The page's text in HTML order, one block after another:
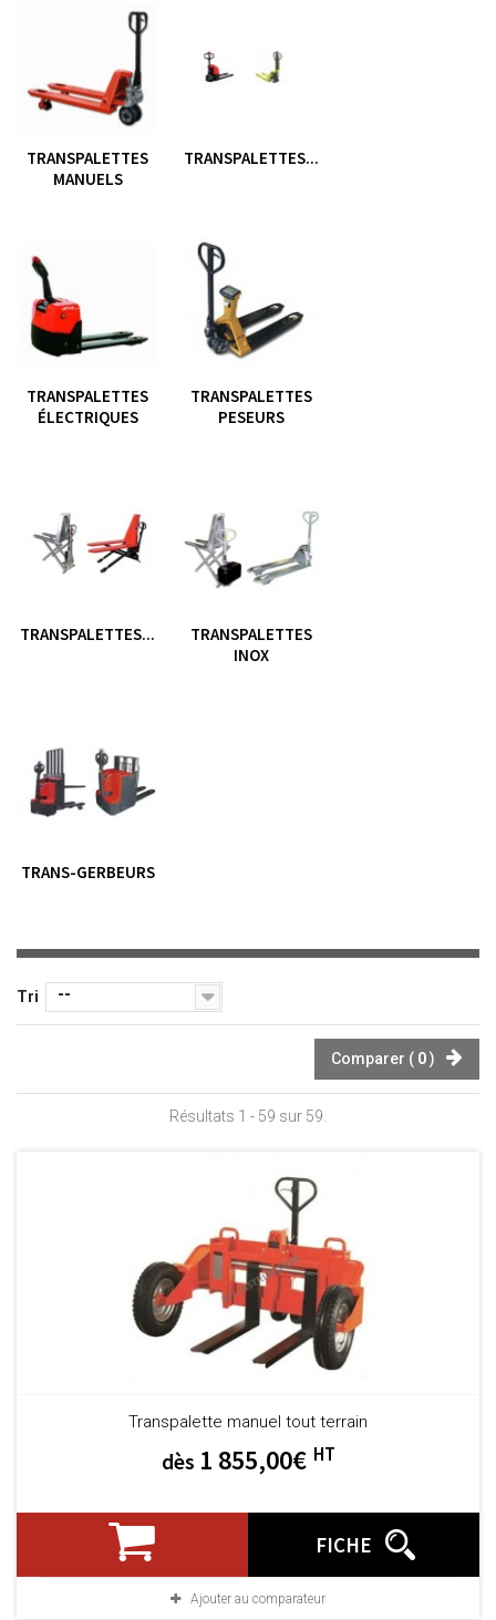
TRANSPALETTES
MANUELS
TRANSPALETTES...
TRANSPALETTES
ÉLECTRIQUES
TRANSPALETTES
PESEURS
TRANSPALETTES...
TRANSPALETTES
INOX
TRANS-GERBEURS
Tri --
Comparer ( 0)
Résultats 1 - 59 sur 59.
Transpalette manuel tout terrain
dès 1 855,00€ HT
FICHE
Ajouter au comparateur